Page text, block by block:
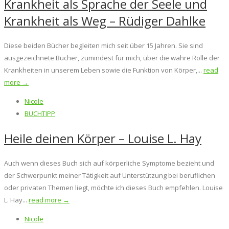
Krankheit als Sprache der Seele und
Krankheit als Weg – Rüdiger Dahlke
Diese beiden Bücher begleiten mich seit über 15 Jahren. Sie sind
ausgezeichnete Bücher, zumindest für mich, über die wahre Rolle der
Krankheiten in unserem Leben sowie die Funktion von Körper,... read
more →
Nicole
BUCHTIPP
Heile deinen Körper – Louise L. Hay
Auch wenn dieses Buch sich auf körperliche Symptome bezieht und
der Schwerpunkt meiner Tätigkeit auf Unterstützung bei beruflichen
oder privaten Themen liegt, möchte ich dieses Buch empfehlen. Louise
L. Hay... read more →
Nicole